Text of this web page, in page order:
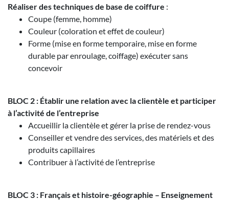
Réaliser des techniques de base de coiffure :
Coupe (femme, homme)
Couleur (coloration et effet de couleur)
Forme (mise en forme temporaire, mise en forme
durable par enroulage, coiffage) exécuter sans
concevoir
BLOC 2 : Établir une relation avec la clientèle et participer
à l’activité de l’entreprise
Accueillir la clientèle et gérer la prise de rendez-vous
Conseiller et vendre des services, des matériels et des
produits capillaires
Contribuer à l’activité de l’entreprise
BLOC 3 : Français et histoire-géographie – Enseignement